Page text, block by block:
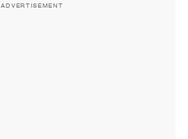
ADVERTISEMENT